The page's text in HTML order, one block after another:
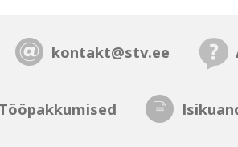
kontakt@stv.ee
Tööpakkumised